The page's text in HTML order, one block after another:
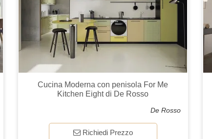
Cucina Moderna con penisola For Me
Kitchen Eight di De Rosso
De Rosso
Richiedi Prezzo